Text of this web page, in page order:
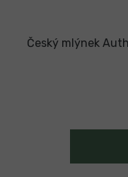
Český mlýnek